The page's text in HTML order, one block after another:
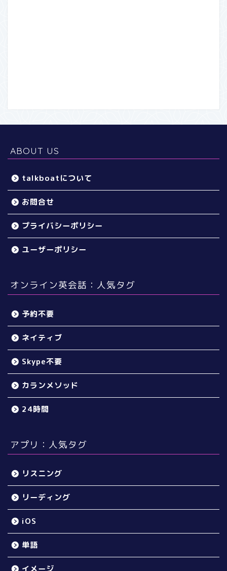
ABOUT US
talkboatについて
お問合せ
プライバシーポリシー
ユーザーポリシー
オンライン英会話：人気タグ
予約不要
ネイティブ
Skype不要
カランメソッド
24時間
アプリ：人気タグ
リスニング
リーディング
iOS
単語
イメージ